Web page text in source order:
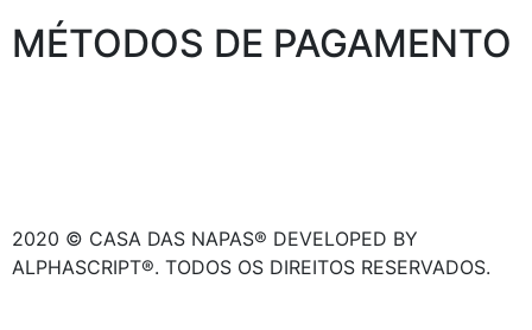
MÉTODOS DE PAGAMENTO
2020 © CASA DAS NAPAS® DEVELOPED BY
ALPHASCRIPT®. TODOS OS DIREITOS RESERVADOS.